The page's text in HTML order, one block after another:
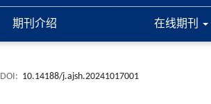
期刊介绍 在线期刊
DOI: 10.14188/j.ajsh.20241017001